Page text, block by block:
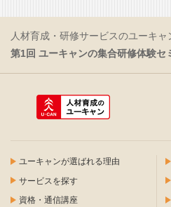
人材育成・研修サービスのユーキャ
第1回 ユーキャンの集合研修体験
ユーキャンが選ばれる理由
サービスを探す
資格・通信講座